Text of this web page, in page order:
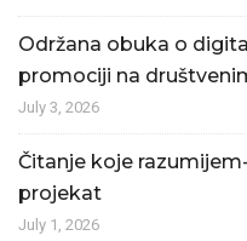
Održana obuka o
promociji na
July 3, 2026
Čitanje koje
projekat
July 1, 2026